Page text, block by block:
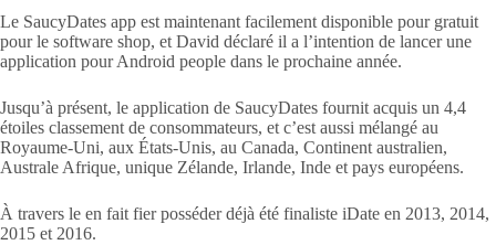
Le SaucyDates app est maintenant facilement disponible pour gratuit
pour le software shop, et David déclaré il a l’intention de lancer une
application pour Android people dans le prochaine année.
Jusqu’à présent, le application de SaucyDates fournit acquis un 4,4
étoiles classement de consommateurs, et c’est aussi mélangé au
Royaume-Uni, aux États-Unis, au Canada, Continent australien,
Australe Afrique, unique Zélande, Irlande, Inde et pays européens.
À travers le en fait fier posséder déjà été finaliste iDate en 2013, 2014,
2015 et 2016.